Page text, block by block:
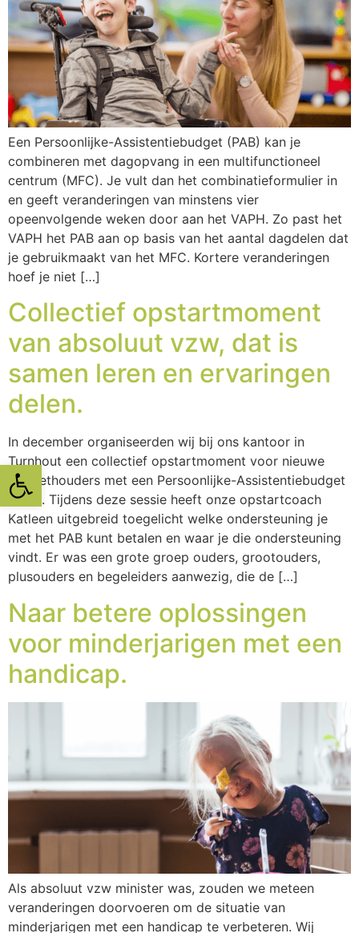
Toolbar openen
Een Persoonlijke-Assistentiebudget (PAB) kan je
combineren met dagopvang in een multifunctioneel
centrum (MFC). Je vult dan het combinatieformulier in
en geeft veranderingen van minstens vier
opeenvolgende weken door aan het VAPH. Zo past het
VAPH het PAB aan op basis van het aantal dagdelen dat
je gebruikmaakt van het MFC. Kortere veranderingen
hoef je niet […]
Collectief opstartmoment
van absoluut vzw, dat is
samen leren en ervaringen
delen.
In december organiseerden wij bij ons kantoor in
Turnhout een collectief opstartmoment voor nieuwe
budgethouders met een Persoonlijke-Assistentiebudget
(PAB). Tijdens deze sessie heeft onze opstartcoach
Katleen uitgebreid toegelicht welke ondersteuning je
met het PAB kunt betalen en waar je die ondersteuning
vindt. Er was een grote groep ouders, grootouders,
plusouders en begeleiders aanwezig, die de […]
Naar betere oplossingen
voor minderjarigen met een
handicap.
Als absoluut vzw minister was, zouden we meteen
veranderingen doorvoeren om de situatie van
minderjarigen met een handicap te verbeteren. Wij